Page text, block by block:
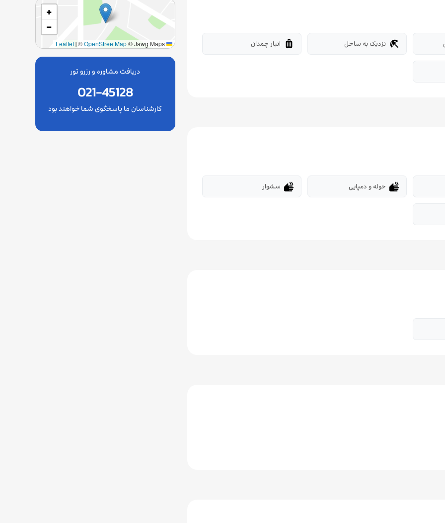
beach_access نزدیک به ساحل luggage انبار چمدان
dry حوله و دمپایی dry سشوار
+
−
Leaflet
|©OpenStreetMap© Jawg Maps
دریافت مشاوره و رزرو تور
021-45128
کارشناسان ما پاسخگوی شما خواهند بود